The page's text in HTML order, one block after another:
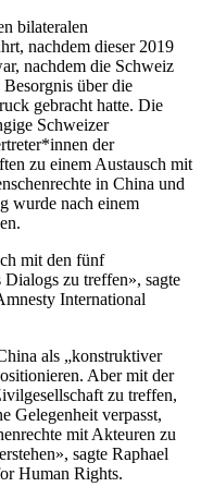
bilateralen
nachdem dieser 2019
nachdem die Schweiz
über die
gebracht hatte. Die
Schweizer
der
zu einem Austausch mit
in China und
wurde nach einem
mit den fünf
zu treffen», sagte
International
als „konstruktiver
Aber mit der
zu treffen,
Gelegenheit verpasst,
mit Akteuren zu
sagte Raphael
Human Rights.